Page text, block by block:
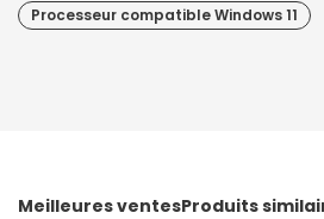
Processeur compatible Windows 11
Meilleures ventesProduits